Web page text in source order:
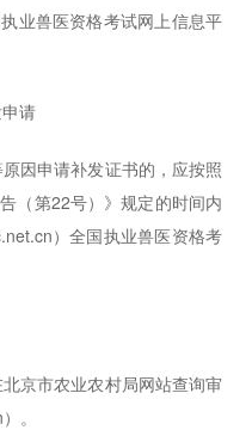
业兽医资格考试网上信息平
请
因申请补发证书的，应按照
（第22号）》规定的时间内
）全国执业兽医资格考
北京市农业农村局网站查询审
）。